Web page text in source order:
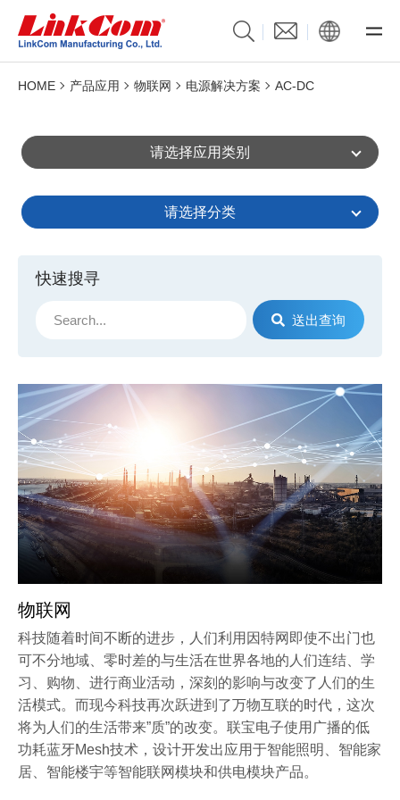
HOME 产品应用 物联网 电源解决方案 AC-DC
请选择应用类别
请选择分类
快速搜寻
送出查询
物联网
科技随着时间不断的进步，人们利用因特网即使不出门也
可不分地域、零时差的与生活在世界各地的人们连结、学
习、购物、进行商业活动，深刻的影响与改变了人们的生
活模式。而现今科技再次跃进到了万物互联的时代，这次
将为人们的生活带来”质”的改变。联宝电子使用广播的低
功耗蓝牙Mesh技术，设计开发出应用于智能照明、智能家
居、智能楼宇等智能联网模块和供电模块产品。